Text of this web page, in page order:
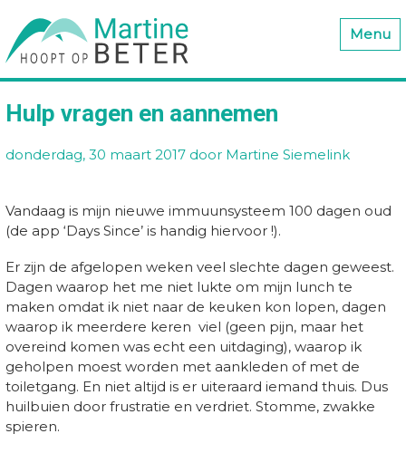
Menu
Hulp vragen en aannemen
donderdag, 30 maart 2017 door Martine Siemelink
Vandaag is mijn nieuwe immuunsysteem 100 dagen oud
(de app ‘Days Since’ is handig hiervoor !).
Er zijn de afgelopen weken veel slechte dagen geweest.
Dagen waarop het me niet lukte om mijn lunch te
maken omdat ik niet naar de keuken kon lopen, dagen
waarop ik meerdere keren viel (geen pijn, maar het
overeind komen was echt een uitdaging), waarop ik
geholpen moest worden met aankleden of met de
toiletgang. En niet altijd is er uiteraard iemand thuis. Dus
huilbuien door frustratie en verdriet. Stomme, zwakke
spieren.